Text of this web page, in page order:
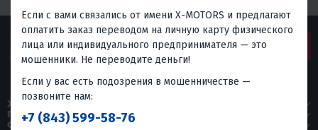
ЗАДАТЬ ВОПРОС
X-MOTORS
ПОКУПАТЕЛЯМ
СЕРВИС
Если с вами связались от имени X-MOTORS и предлагают
оплатить заказ переводом на личную карту физического
лица или индивидуального предпринимателя — это
мошенники. Не переводите деньги!
Если у вас есть подозрения в мошенничестве —
позвоните нам:
+7 (843) 599-58-76